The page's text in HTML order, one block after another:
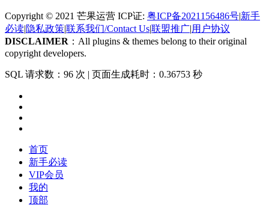
Copyright © 2021 芒果运营 ICP证: 粤ICP备2021156486号|新手
必读|隐私政策|联系我们/Contact Us|联盟推广|用户协议
DISCLAIMER ：All plugins & themes belong to their original
copyright developers.
SQL 请求数：96 次 | 页面生成耗时：0.36753 秒
首页
新手必读
VIP会员
我的
顶部